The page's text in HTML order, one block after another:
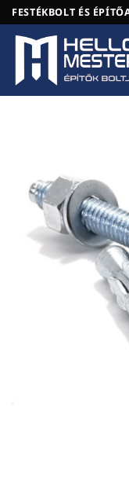
Skip
to
content
FESTÉKBOLT ÉS